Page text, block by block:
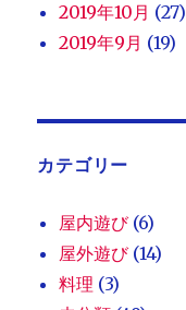
2019年10月 (27)
2019年9月 (19)
カテゴリー
屋内遊び(6)
屋外遊び(14)
料理 (3)